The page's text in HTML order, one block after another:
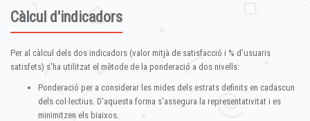
Càlcul d'indicadors
Per al càlcul dels dos indicadors (valor mitjà de satisfacció i % d'usuaris
satisfets) s'ha utilitzat el mètode de la ponderació a dos nivells:
Ponderació per a considerar les mides dels estrats definits en cadascun
dels col·lectius. D'aquesta forma s'assegura la representativitat i es
minimitzen els biaixos.